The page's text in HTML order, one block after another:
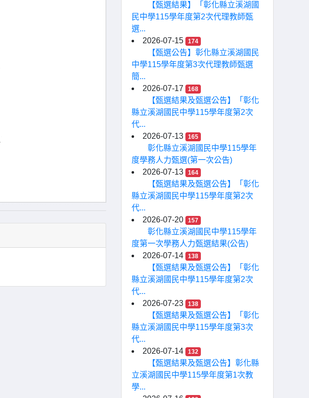
【甄選結果】「彰化縣立溪湖國
民中學115學年度第2次代理教師甄
選...
2026-07-15
174
【甄選公告】彰化縣立溪湖國民
中學115學年度第3次代理教師甄選
簡...
2026-07-17
168
【甄選結果及甄選公告】「彰化
縣立溪湖國民中學115學年度第2次
代...
2026-07-13
165
彰化縣立溪湖國民中學115學年
度學務人力甄選(第一次公告)
2026-07-13
164
【甄選結果及甄選公告】「彰化
縣立溪湖國民中學115學年度第2次
代...
2026-07-20
157
彰化縣立溪湖國民中學115學年
度第一次學務人力甄選結果(公告)
2026-07-14
138
【甄選結果及甄選公告】「彰化
縣立溪湖國民中學115學年度第2次
代...
2026-07-23
138
【甄選結果及甄選公告】「彰化
縣立溪湖國民中學115學年度第3次
代...
2026-07-14
132
【甄選結果及甄選公告】彰化縣
立溪湖國民中學115學年度第1次教
學...